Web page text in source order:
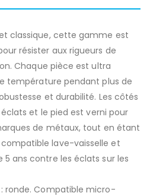
classique, cette gamme est
résister aux rigueurs de
Chaque pièce est ultra
température pendant plus de
et durabilité. Les côtés
et le pied est verni pour
de métaux, tout en étant
lave-vaisselle et
ans contre les éclats sur les
ronde. Compatible micro-